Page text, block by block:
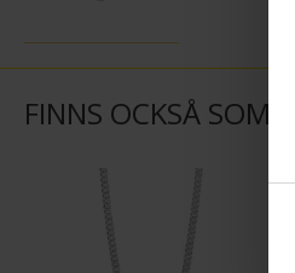
FINNS OCKSÅ SOM